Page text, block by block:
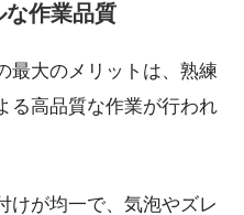
な作業品質
最大のメリットは、熟練
る高品質な作業が行われ
けが均一で、気泡やズレ